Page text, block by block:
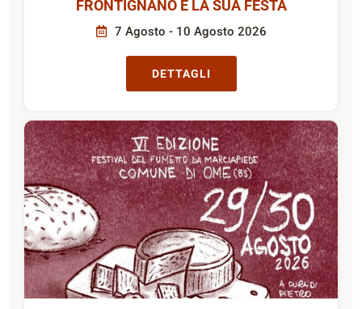
FRONTIGNANO E LA SUA FESTA
7 Agosto - 10 Agosto 2026
DETTAGLI